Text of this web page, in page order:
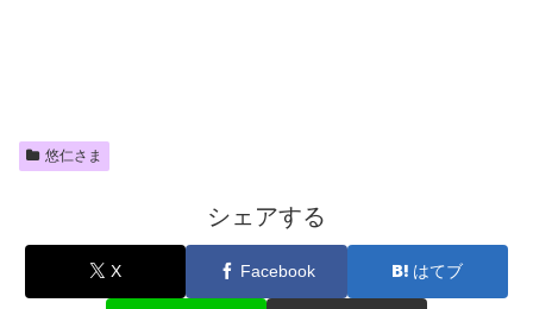
悠仁さま
シェアする
X Facebook はてブ